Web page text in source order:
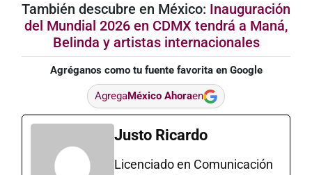
También descubre en México: Inauguración
del Mundial 2026 en CDMX tendrá a Maná,
Belinda y artistas internacionales
Agréganos como tu fuente favorita en Google
AgregaMéxico Ahoraen
Justo Ricardo
Licenciado en Comunicación